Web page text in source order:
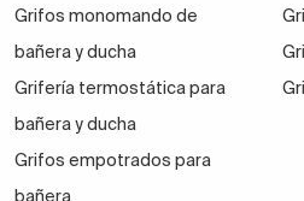
Grifos monomando de
bañera y ducha
Grifería termostática para
bañera y ducha
Grifos empotrados para
bañera